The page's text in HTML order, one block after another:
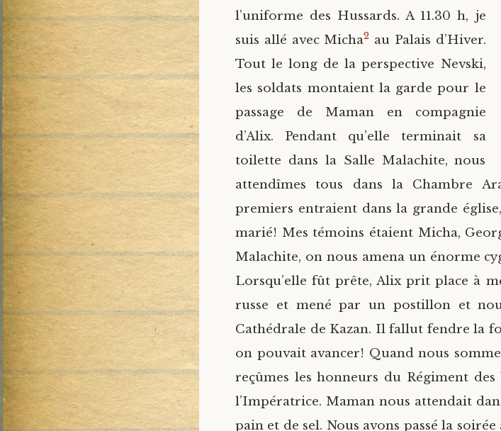
l’uniforme des Hussards. A 11.30 h, je
suis allé avec Micha2 au Palais d’Hiver.
Tout le long de la perspective Nevski,
les soldats montaient la garde pour le
passage de Maman en compagnie
d’Alix. Pendant qu’elle terminait sa
toilette dans la Salle Malachite, nous
attendîmes tous dans la Chambre
premiers entraient dans la grande
marié! Mes témoins étaient Micha,
Malachite, on nous amena un énorme
Lorsqu’elle fût prête, Alix prit place à
russe et mené par un postillon et
Cathédrale de Kazan. Il fallut fendre la
on pouvait avancer! Quand nous
reçûmes les honneurs du Régiment
l’Impératrice. Maman nous attendait
pain et de sel. Nous avons passé la